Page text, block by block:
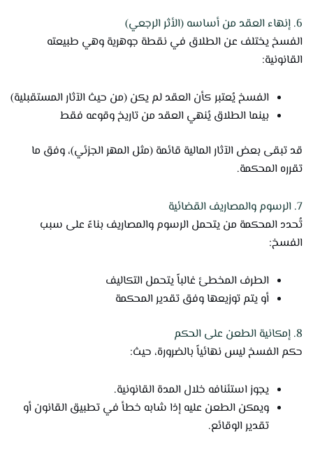
6. إنهاء العقد من أساسه (الأثر الرجعي)
الفسخ يختلف عن الطلاق في نقطة جوهرية وهي طبيعته
القانونية:
الفسخ يُعتبر كأن العقد لم يكن (من حيث الآثار المستقبلية)
بينما الطلاق يُنهي العقد من تاريخ وقوعه فقط
قد تبقى بعض الآثار المالية قائمة (مثل المهر الجزئي)، وفق ما
تقرره المحكمة.
7. الرسوم والمصاريف القضائية
تُحدد المحكمة من يتحمل الرسوم والمصاريف بناءً على سبب
الفسخ:
الطرف المخطئ غالباً يتحمل التكاليف
أو يتم توزيعها وفق تقدير المحكمة
8. إمكانية الطعن على الحكم
حكم الفسخ ليس نهائياً بالضرورة، حيث:
يجوز استئنافه خلال المدة القانونية.
ويمكن الطعن عليه إذا شابه خطأ في تطبيق القانون أو
تقدير الوقائع.